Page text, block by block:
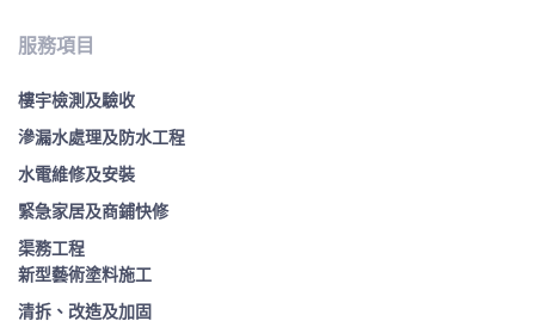
服務項目
樓宇檢測及驗收
滲漏水處理及防水工程
水電維修及安裝
緊急家居及商鋪快修
渠務工程
新型藝術塗料施工
清拆、改造及加固